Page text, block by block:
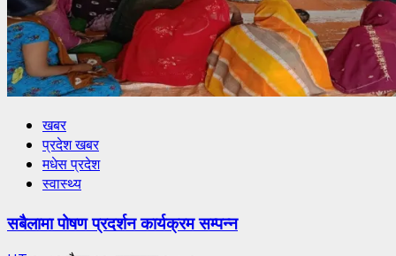
खबर
प्रदेश खबर
मधेस प्रदेश
स्वास्थ्य
सबैलामा पोषण प्रदर्शन कार्यक्रम सम्पन्न